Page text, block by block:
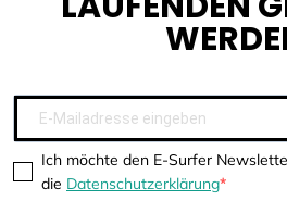
Ich möchte den E-Surfer
die Datenschutzerklärung